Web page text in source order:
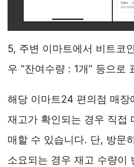
5, 주변 이마트에서 비트코
우 “잔여수량 : 1개” 등으로
해당 이마트24 편의점 매장
재고가 확인되는 경우 직접
매할 수 있습니다. 단, 방문
소요되는 경우 재고 수량이